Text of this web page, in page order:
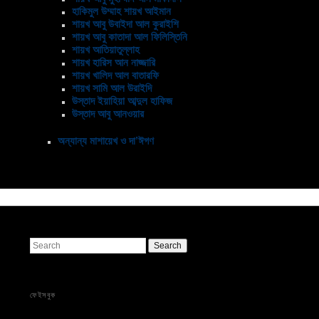
হাকিমুল উম্মাহ শায়খ আইমান
শায়খ আবু উবাইদা আল কুরাইশি
শায়খ আবু কাতাদা আল ফিলিস্তিনি
শায়খ আতিয়াতুল্লাহ
শায়খ হারিস আন নাজ্জারি
শায়খ খালিদ আল বাতারফি
শায়খ সামি আল উরাইদি
উস্তাদ ইয়াহিয়া আব্দুল হাফিজ
উস্তাদ আবু আনওয়ার
অন্যান্য মাশায়েখ ও দা’ঈগণ
Search
ফেইসবুক